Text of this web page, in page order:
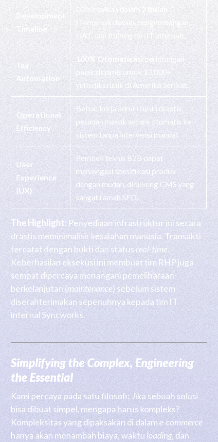
Development
Timeline
Diselesaikan dalam
2 Bulan
(Termasuk desain, pengembangan,
UAT, dan training tim IT internal).
Tax
Automation
100% Otomatisasi perhitungan
pajak dinamis untuk 13.000+
yurisdiksi unik di Amerika Serikat.
Operational
Efficiency
Beban kerja admin turun drastis;
pesanan masuk secara otomatis ke
sistem tanpa intervensi manual.
User
Experience
(UX)
Pembeli teknis B2B dapat
menavigasi spesifikasi produk
dengan mudah, didukung CMS yang
sangat ramah SEO.
The Highlight: Penyediaan infrastruktur ini secara
drastis meminimalisir kesalahan manusia. Transaksi
tercatat dengan bukti dan status real-time.
Keberhasilan eksekusi ini membuat tim RHP juga
sempat dipercaya menangani pemeliharaan
berkelanjutan (maintenance) sebelum sistem
diserahterimakan sepenuhnya kepada tim IT
internal Syncworks.
Simplifying the Complex, Engineering
the Essential
Kami percaya pada satu filosofi: Jika sebuah solusi
bisa dibuat simpel, mengapa harus kompleks?
Kompleksitas yang dipaksakan di dalame-commerce
hanya akan menambah biaya, waktu loading, dan